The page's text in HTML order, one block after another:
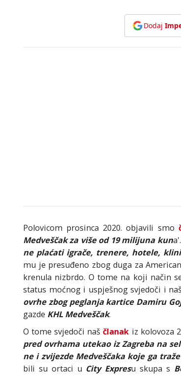
Dodaj
Polovicom prosinca 2020. objavili smo
Medveščak za više od 19 milijuna kun
ne plaćati igrače, trenere, hotele,
mu je presuđeno zbog duga za
krenula nizbrdo. O tome na koji način
status moćnog i uspješnog svjedoči i naš
ovrhe zbog peglanja kartice Damiru
gazde KHL Medveščak.
O tome svjedoči naščlanak iz kolovoza
pred ovrhama utekao iz Zagreba na
ne i zvijezde Medveščaka koje ga
bili su ortaci u City Expresu skupa s